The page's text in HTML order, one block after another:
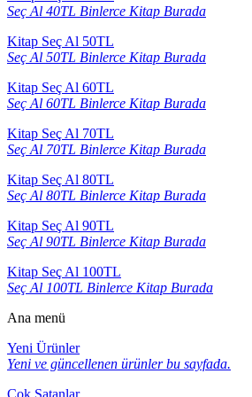
Seç Al 40TL Binlerce Kitap Burada
Kitap Seç Al 50TL
Seç Al 50TL Binlerce Kitap Burada
Kitap Seç Al 60TL
Seç Al 60TL Binlerce Kitap Burada
Kitap Seç Al 70TL
Seç Al 70TL Binlerce Kitap Burada
Kitap Seç Al 80TL
Seç Al 80TL Binlerce Kitap Burada
Kitap Seç Al 90TL
Seç Al 90TL Binlerce Kitap Burada
Kitap Seç Al 100TL
Seç Al 100TL Binlerce Kitap Burada
Ana menü
Yeni Ürünler
Yeni ve güncellenen ürünler bu sayfada.
Çok Satanlar